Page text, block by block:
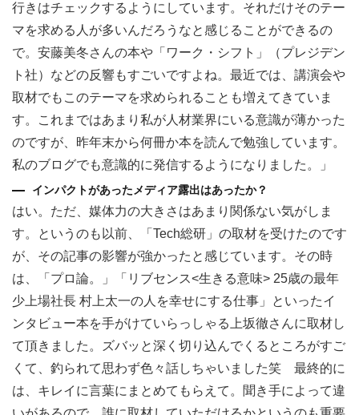
行きはチェックするようにしています。それだけそのテー
マを求める人が多いんだろうなと感じることができるの
で。安藤美冬さんの本や「ワーク・シフト」（プレジデン
ト社）などの反響もすごいですよね。最近では、講演会や
取材でもこのテーマを求められることも増えてきていま
す。これまではあまり私が人材業界にいる意識が薄かった
のですが、昨年末から何冊か本を読んで勉強しています。
私のブログでも意識的に発信するようになりました。」
インパクトがあったメディア露出はあったか？
はい。ただ、媒体力の大きさはあまり関係ない気がしま
す。というのも以前、「Tech総研」の取材を受けたのです
が、その記事の影響が強かったと感じています。その時
は、「プロ論。」「リブセンス<生きる意味> 25歳の最年
少上場社長 村上太一の人を幸せにする仕事」といったイ
ンタビュー本を手がけていらっしゃる上坂徹さんに取材し
て頂きました。ズバッと深く切り込んでくるところがすご
くて、釣られて思わず色々話しちゃいました笑 最終的に
は、キレイに言葉にまとめてもらえて。聞き手によって違